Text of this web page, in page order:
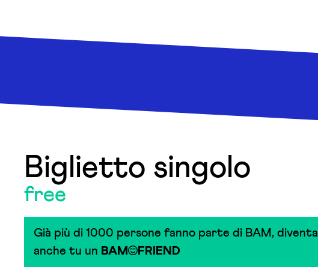
Biglietto singolo
free
Già più di 1000 persone fanno parte di BAM, diventa
anche tu un BAM FRIEND